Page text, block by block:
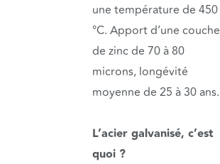
une température de 450
°C. Apport d’une couche
de zinc de 70 à 80
microns, longévité
moyenne de 25 à 30 ans.
L’acier galvanisé, c’est
quoi ?